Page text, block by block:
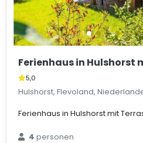
Ferienhaus in Hulshorst
5,0
Hulshorst, Flevoland,
Ferienhaus in Hulshorst mit
4personen